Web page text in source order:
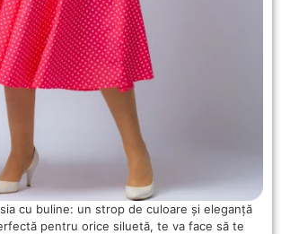
cu buline: un strop de culoare și eleganță
pentru orice siluetă, te va face să te